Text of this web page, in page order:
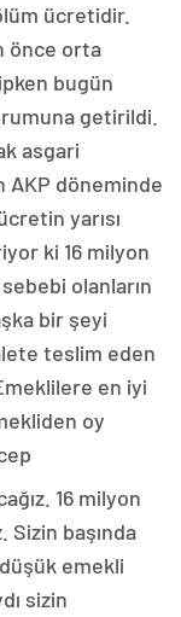
ücretidir.
önce orta
bugün
getirildi.
asgari
AKP döneminde
yarısı
ki 16 milyon
olanların
bir şeyi
teslim eden
en iyi
oy
16 milyon
Sizin başında
emekli
sizin